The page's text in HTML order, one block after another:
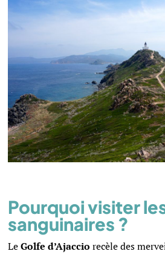
Pourquoi visiter
sanguinaires ?
LeGolfe d’Ajaccio recèle des